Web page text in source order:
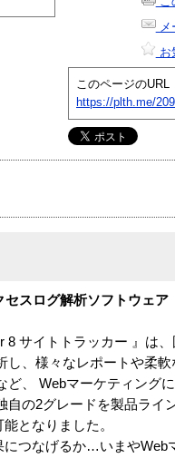
メ
お
このページのURL
https://plth.me/
スログ解析ソフトウェア
サイトトラッカー 』は
、様々なレポートや柔
、 Webマーケティングに
の2グレードを製品ライ
となりました。
つなげるか…いまやWeb